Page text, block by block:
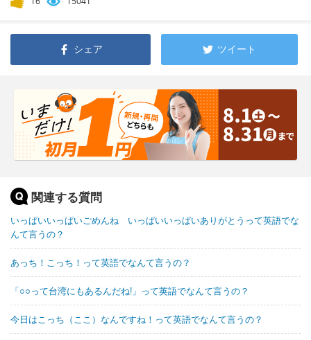
シェア ツイート
関連する質問
いっぱいいっぱいごめんね いっぱいいっぱいありがとうって英語でな
んて言うの？
あっち！こっち！って英語でなんて言うの？
「○○って台湾にもあるんだね!」って英語でなんて言うの？
今日はこっち（ここ）なんですね！って英語でなんて言うの？